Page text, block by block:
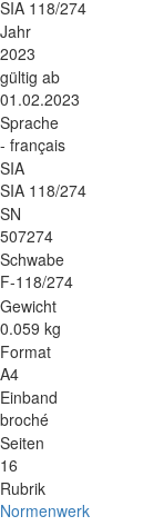
SIA 118/274
Jahr
2023
gültig ab
01.02.2023
Sprache
- français
SIA
SIA 118/274
SN
507274
Schwabe
F-118/274
Gewicht
0.059 kg
Format
A4
Einband
broché
Seiten
16
Rubrik
Normenwerk